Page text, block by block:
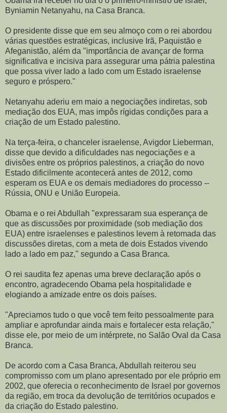
Byniamin Netanyahu, na Casa Branca.
O presidente disse que em seu almoço com o rei abordou
várias questões estratégicas, inclusive Irã, Paquistão e
Afeganistão, além da "importância de avançar de forma
significativa e incisiva para assegurar uma pátria palestina
que possa viver lado a lado com um Estado israelense
seguro e próspero."
Netanyahu aderiu em maio a negociações indiretas, sob
mediação dos EUA, mas impôs rígidas condições para a
criação de um Estado palestino.
Na terça-feira, o chanceler israelense, Avigdor Lieberman,
disse que devido a dificuldades nas negociações e a
divisões entre os próprios palestinos, a criação do novo
Estado dificilmente acontecerá antes de 2012, como
esperam os EUA e os demais mediadores do processo --
Rússia, ONU e União Europeia.
Obama e o rei Abdullah "expressaram sua esperança de
que as discussões por proximidade (sob mediação dos
EUA) entre israelenses e palestinos levem à retomada das
discussões diretas, com a meta de dois Estados vivendo
lado a lado em paz," segundo a Casa Branca.
O rei saudita fez apenas uma breve declaração após o
encontro, agradecendo Obama pela hospitalidade e
elogiando a amizade entre os dois países.
"Apreciamos tudo o que você tem feito pessoalmente para
ampliar e aprofundar ainda mais e fortalecer esta relação,"
disse ele, por meio de um intérprete, no Salão Oval da Casa
Branca.
De acordo com a Casa Branca, Abdullah reiterou seu
compromisso com um plano apresentado por ele próprio em
2002, que oferecia o reconhecimento de Israel por governos
da região, em troca da devolução de territórios ocupados e
da criação do Estado palestino.